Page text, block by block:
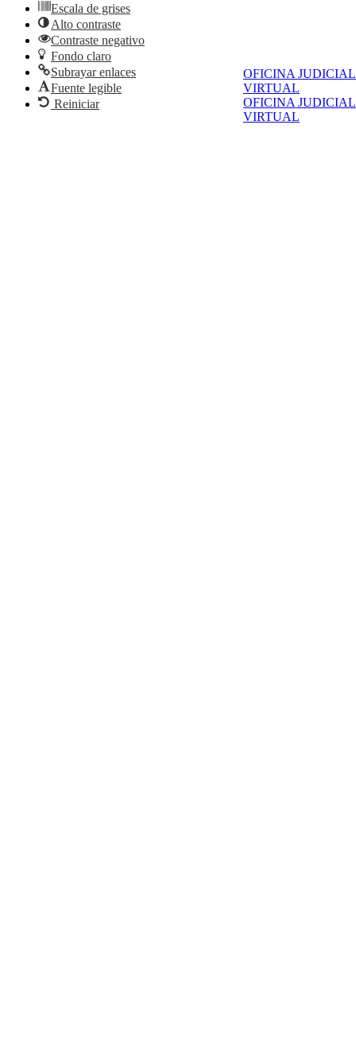
OFICINA JUDICIAL
VIRTUAL
OFICINA JUDICIAL
VIRTUAL
Escala de grises
Alto contraste
Contraste negativo
Fondo claro
Subrayar enlaces
Fuente legible
Reiniciar